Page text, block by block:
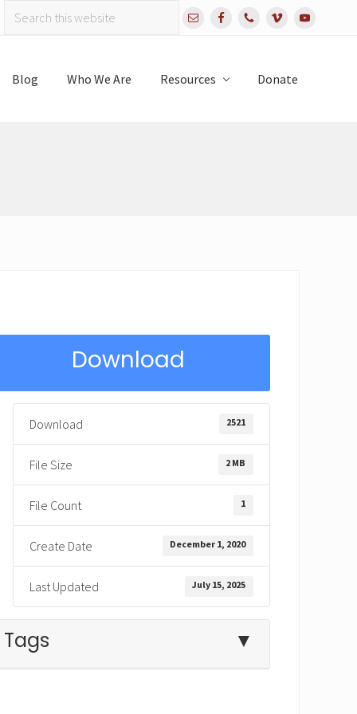
this
Blog Who We Are Resources Donate
Download
Download 2521
File Size 2 MB
File Count 1
Create Date December 1, 2020
Last Updated July 15, 2025
Tags ▼